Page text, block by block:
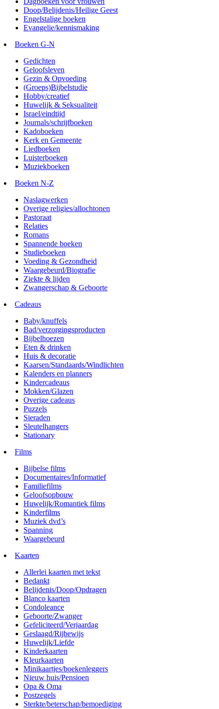
Doop/Belijdenis/Heilige Geest
Engelstalige boeken
Evangelie/kennismaking
Boeken G-N
Gedichten
Geloofsleven
Gezin & Opvoeding
(Groeps)Bijbelstudie
Hobby/creatief
Huwelijk & Seksualiteit
Israel/eindtijd
Journals/schrijfboeken
Kadoboeken
Kerk en Gemeente
Liedboeken
Luisterboeken
Muziekboeken
Boeken N-Z
Naslagwerken
Overige religies/allochtonen
Pastoraat
Relaties
Romans
Spannende boeken
Studieboeken
Voeding & Gezondheid
Waargebeurd/Biografie
Ziekte & lijden
Zwangerschap & Geboorte
Cadeaus
Baby/knuffels
Bad/verzorgingsproducten
Bijbelhoezen
Eten & drinken
Huis & decoratie
Kaarsen/Standaards/Windlichten
Kalenders en planners
Kindercadeaus
Mokken/Glazen
Overige cadeaus
Puzzels
Sieraden
Sleutelhangers
Stationary
Films
Bijbelse films
Documentaires/Informatief
Familiefilms
Geloofsopbouw
Huwelijk/Romantiek films
Kinderfilms
Muziek dvd’s
Spanning
Waargebeurd
Kaarten
Allerlei kaarten met tekst
Bedankt
Belijdenis/Doop/Opdragen
Blanco kaarten
Condoleance
Geboorte/Zwanger
Gefeliciteerd/Verjaardag
Geslaagd/Rijbewijs
Huwelijk/Liefde
Kinderkaarten
Kleurkaarten
Minikaartjes/boekenleggers
Nieuw huis/Pensioen
Opa & Oma
Postzegels
Sterkte/beterschap/bemoediging